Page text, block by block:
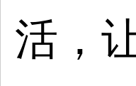
活，